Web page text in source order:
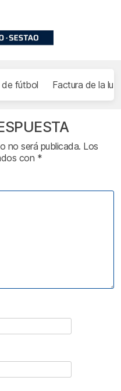
fútbol Factura de la luz
no será publicada. Los
con *